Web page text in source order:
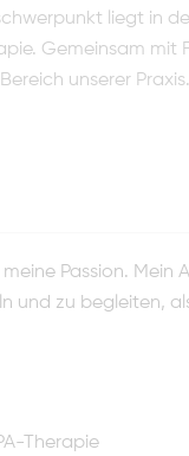
liegt in
Gemeinsam mit
unserer Praxis.
Passion. Mein
und zu begleiten,
Therapie